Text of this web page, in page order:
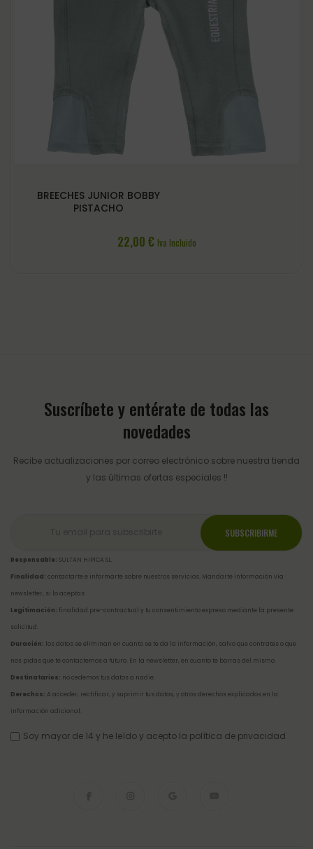
BREECHES JUNIOR BOBBY
PISTACHO
22,00 € Iva Incluido
Suscríbete y entérate de todas las
novedades
Recibe actualizaciones por correo electrónico sobre nuestra tienda
y las últimas ofertas especiales !!
Responsable: SULTAN HIPICA SL.
Finalidad: contactarte e informarte sobre nuestros servicios. Mandarte información vía
newsletter, si lo aceptas.
Legitimación: finalidad pre-contractual y tu consentimiento expreso mediante la presente
solicitud.
Duración: los datos se eliminan en cuanto se te da la información, salvo que contrates o que
nos pidas que te contactemos a futuro. En la newsletter, en cuanto te borras del mismo.
Destinatarios: no cedemos tus datos a nadie.
Derechos: A acceder, rectificar, y suprimir tus datos, y otros derechos explicados en la
información adicional
Soy mayor de 14 y he leído y acepto la política de privacidad